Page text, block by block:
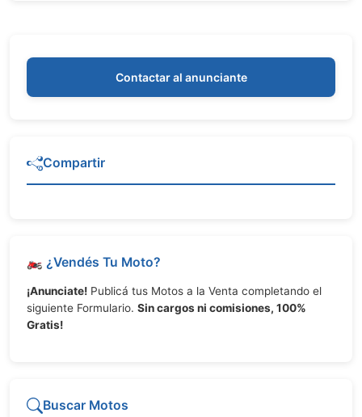
Contactar al anunciante
Compartir
🏍️ ¿Vendés Tu Moto?
¡Anunciate! Publicá tus Motos a la Venta completando el
siguiente Formulario. Sin cargos ni comisiones, 100%
Gratis!
Buscar Motos